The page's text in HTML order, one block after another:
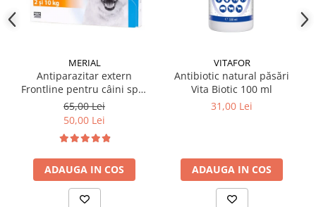
la tineret sub 1 kg.
Compoziție:
Sunătoare (Hypericum perforatum);
Coada şoricelului (Achillea millefolium);
Nuc (Juglans regia);
Gălbenele (Calendula officinalis);
Pătlagină (Plantago major);
Răchitan (Lythrum salicaria);
Coada racului (Potentilla anserina);
Mentă (Mentha piperita);
Turiţa mare (Agrimonia eupatoria);
Şovârv (Origanum vulgare);
Formă de prezentare: flacon 150 ml cu pompă dozatoare
MERIAL
Antiparazitar extern
Frontline pentru câini spot
on 2-10 KG, 1 pipetă
65,00 Lei
50,00 Lei
ADAUGA IN COS
VITAFOR
Antibiotic natural păsări
Vita Biotic 100 ml
31,00 Lei
ADAUGA IN COS